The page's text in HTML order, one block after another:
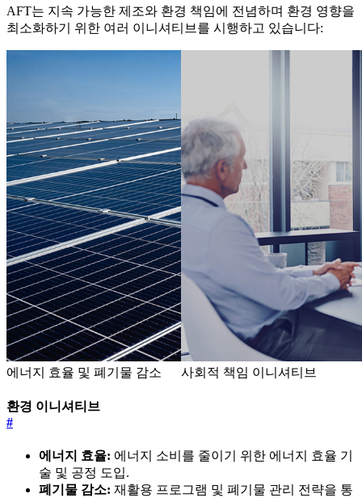
AFT는 지속 가능한 제조와 환경 책임에 전념하며 환경 영향을
최소화하기 위한 여러 이니셔티브를 시행하고 있습니다:
에너지 효율 및 폐기물 감소 사회적 책임 이니셔티브
환경 이니셔티브
#
에너지 효율: 에너지 소비를 줄이기 위한 에너지 효율 기
술 및 공정 도입.
폐기물 감소: 재활용 프로그램 및 폐기물 관리 전략을 통